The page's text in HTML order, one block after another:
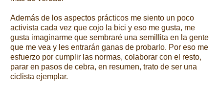
Además de los aspectos prácticos me siento un poco
activista cada vez que cojo la bici y eso me gusta, me
gusta imaginarme que sembraré una semillita en la gente
que me vea y les entrarán ganas de probarlo. Por eso me
esfuerzo por cumplir las normas, colaborar con el resto,
parar en pasos de cebra, en resumen, trato de ser una
ciclista ejemplar.